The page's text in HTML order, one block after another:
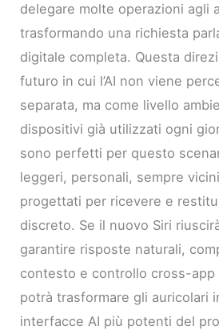
delegare molte operazioni agli
trasformando una richiesta
digitale completa. Questa
futuro in cui l’AI non viene
separata, ma come livello
dispositivi già utilizzati ogni
sono perfetti per questo
leggeri, personali, sempre
progettati per ricevere e
discreto. Se il nuovo Siri
garantire risposte naturali,
contesto e controllo cross-app
potrà trasformare gli auricolari
interfacce AI più potenti del